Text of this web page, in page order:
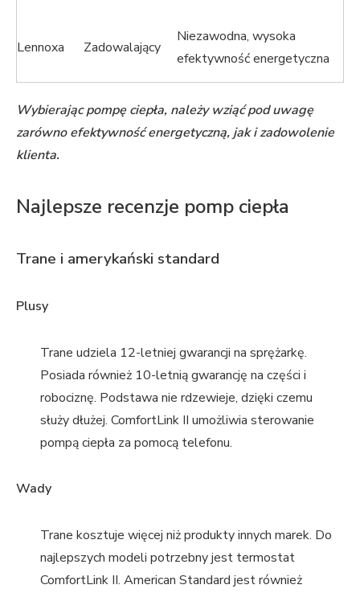
Lennoxa Zadowalający
Niezawodna, wysoka
efektywność energetyczna
Wybierając pompę ciepła, należy wziąć pod uwagę
zarówno efektywność energetyczną, jak i zadowolenie
klienta.
Najlepsze recenzje pomp ciepła
Trane i amerykański standard
Plusy
Trane udziela 12-letniej gwarancji na sprężarkę.
Posiada również 10-letnią gwarancję na części i
robociznę. Podstawa nie rdzewieje, dzięki czemu
służy dłużej. ComfortLink II umożliwia sterowanie
pompą ciepła za pomocą telefonu.
Wady
Trane kosztuje więcej niż produkty innych marek. Do
najlepszych modeli potrzebny jest termostat
ComfortLink II. American Standard jest również